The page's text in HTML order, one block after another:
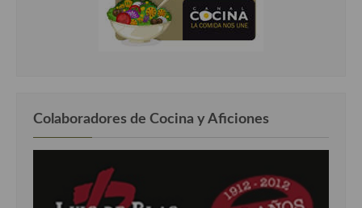
Colaboradores de Cocina y Aficiones